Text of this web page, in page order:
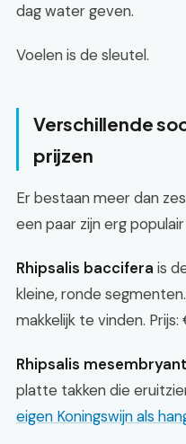
dag water geven.
Voelen is de sleutel.
Verschillende
prijzen
Er bestaan meer dan
een paar zijn erg
Rhipsalis baccifera is
kleine, ronde
makkelijk te vinden.
Rhipsalis
platte takken die
eigen Koningswijn als